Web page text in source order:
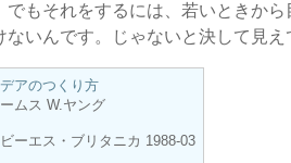
でもそれをするには、若いときから
ないんです。じゃないと決して見
アのつくり方
ムス W.ヤング
ーエス・ブリタニカ 1988-03